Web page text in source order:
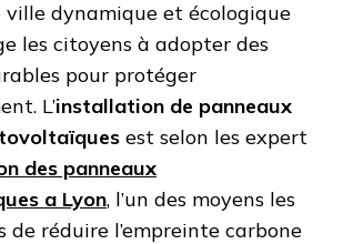
ville dynamique et écologique
les citoyens à adopter des
pour protéger
L’installation de panneaux
est selon les expert
des panneaux
a Lyon, l’un des moyens les
de réduire l’empreinte carbone